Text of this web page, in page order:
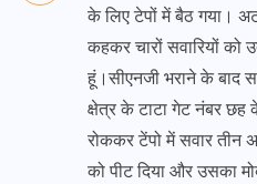
के लिए टेपों में बैठ गया।
कहकर चारों सवारियों को
हूं।सीएनजी भराने के बाद
क्षेत्र के टाटा गेट नंबर
रोककर टेंपो में सवार तीन
को पीट दिया और उसका